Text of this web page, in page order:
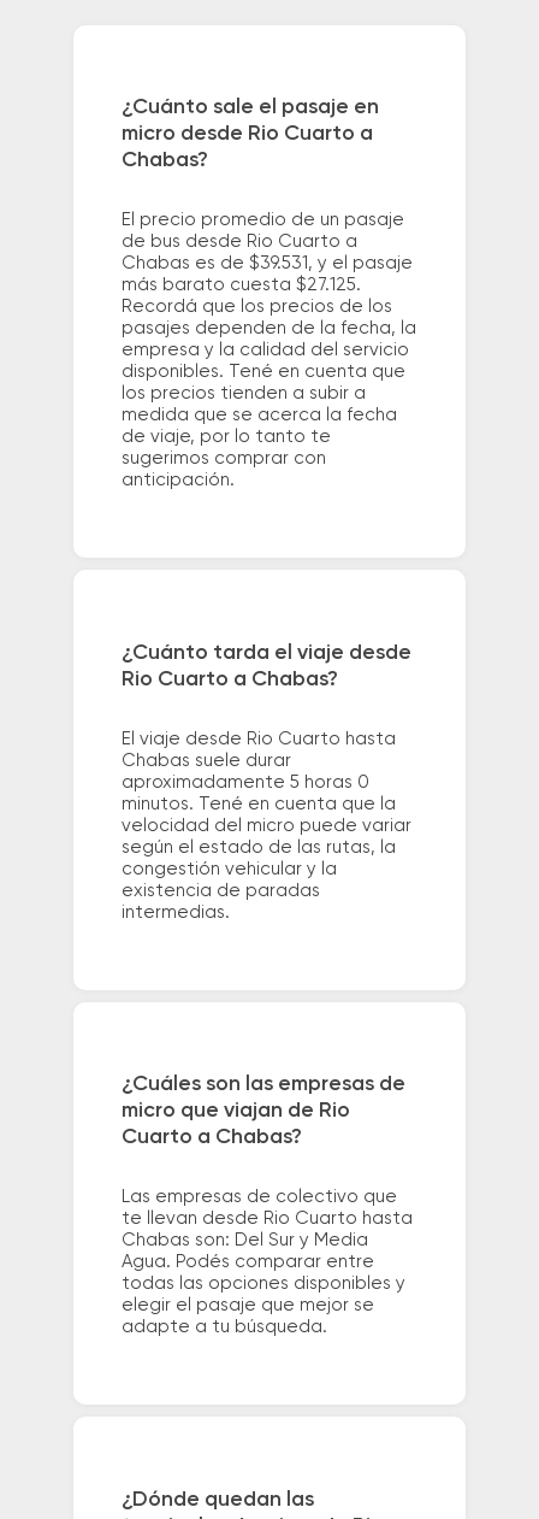
¿Cuánto sale el pasaje en
micro desde Rio Cuarto a
Chabas?
El precio promedio de un pasaje
de bus desde Rio Cuarto a
Chabas es de $39.531, y el pasaje
más barato cuesta $27.125.
Recordá que los precios de los
pasajes dependen de la fecha, la
empresa y la calidad del servicio
disponibles. Tené en cuenta que
los precios tienden a subir a
medida que se acerca la fecha
de viaje, por lo tanto te
sugerimos comprar con
anticipación.
¿Cuánto tarda el viaje desde
Rio Cuarto a Chabas?
El viaje desde Rio Cuarto hasta
Chabas suele durar
aproximadamente 5 horas 0
minutos. Tené en cuenta que la
velocidad del micro puede variar
según el estado de las rutas, la
congestión vehicular y la
existencia de paradas
intermedias.
¿Cuáles son las empresas de
micro que viajan de Rio
Cuarto a Chabas?
Las empresas de colectivo que
te llevan desde Rio Cuarto hasta
Chabas son: Del Sur y Media
Agua. Podés comparar entre
todas las opciones disponibles y
elegir el pasaje que mejor se
adapte a tu búsqueda.
¿Dónde quedan las